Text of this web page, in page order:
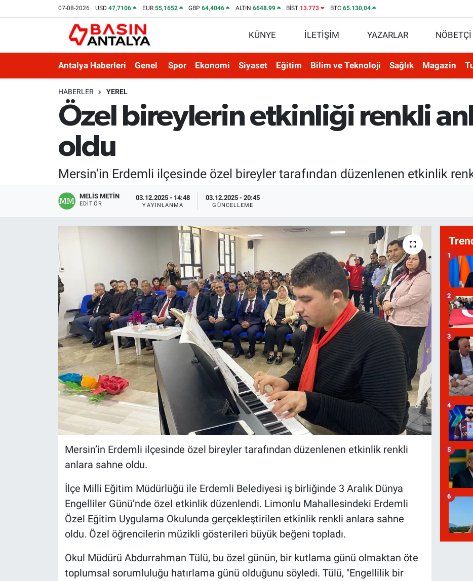
07-08-2026 USD47,7106 EUR 55,1652 GBP64,4046 ALTIN 6648.99 BİST 13.773 BTC 65.130,04
KÜNYE İLETİŞİM YAZARLAR
Antalya Haberleri Genel Spor Ekonomi Siyaset Eğitim Bilim ve Teknoloji Sağlık Magazin
HABERLER YEREL
Özel bireylerin etkinliği renkli
oldu
Mersin’in Erdemli ilçesinde özel bireyler tarafından düzenlenen etkinlik
MELİS METİN
EDITÖR
03.12.2025 - 14:48
YAYINLANMA
03.12.2025 - 20:45
GÜNCELLEME
Mersin’in Erdemli ilçesinde özel bireyler tarafından düzenlenen etkinlik renkli
anlara sahne oldu.
İlçe Milli Eğitim Müdürlüğü ile Erdemli Belediyesi iş birliğinde 3 Aralık Dünya
Engelliler Günü’nde özel etkinlik düzenlendi. Limonlu Mahallesindeki Erdemli
Özel Eğitim Uygulama Okulunda gerçekleştirilen etkinlik renkli anlara sahne
oldu. Özel öğrencilerin müzikli gösterileri büyük beğeni topladı.
Okul Müdürü Abdurrahman Tülü, bu özel günün, bir kutlama günü olmaktan öte
toplumsal sorumluluğu hatırlama günü olduğunu söyledi. Tülü, "Engellilik bir
1
2
3
4
5
6